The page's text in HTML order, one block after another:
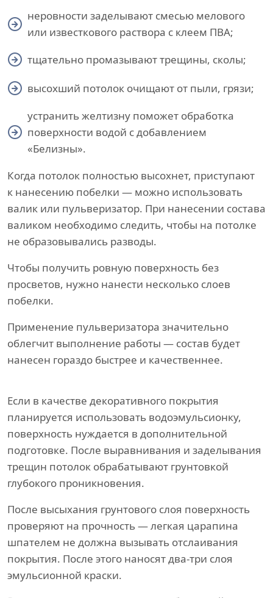
неровности заделывают смесью мелового
или известкового раствора с клеем ПВА;
тщательно промазывают трещины, сколы;
высохший потолок очищают от пыли, грязи;
устранить желтизну поможет обработка
поверхности водой с добавлением
«Белизны».
Когда потолок полностью высохнет, приступают
к нанесению побелки — можно использовать
валик или пульверизатор. При нанесении состава
валиком необходимо следить, чтобы на потолке
не образовывались разводы.
Чтобы получить ровную поверхность без
просветов, нужно нанести несколько слоев
побелки.
Применение пульверизатора значительно
облегчит выполнение работы — состав будет
нанесен гораздо быстрее и качественнее.
Если в качестве декоративного покрытия
планируется использовать водоэмульсионку,
поверхность нуждается в дополнительной
подготовке. После выравнивания и заделывания
трещин потолок обрабатывают грунтовкой
глубокого проникновения.
После высыхания грунтового слоя поверхность
проверяют на прочность — легкая царапина
шпателем не должна вызывать отслаивания
покрытия. После этого наносят два-три слоя
эмульсионной краски.